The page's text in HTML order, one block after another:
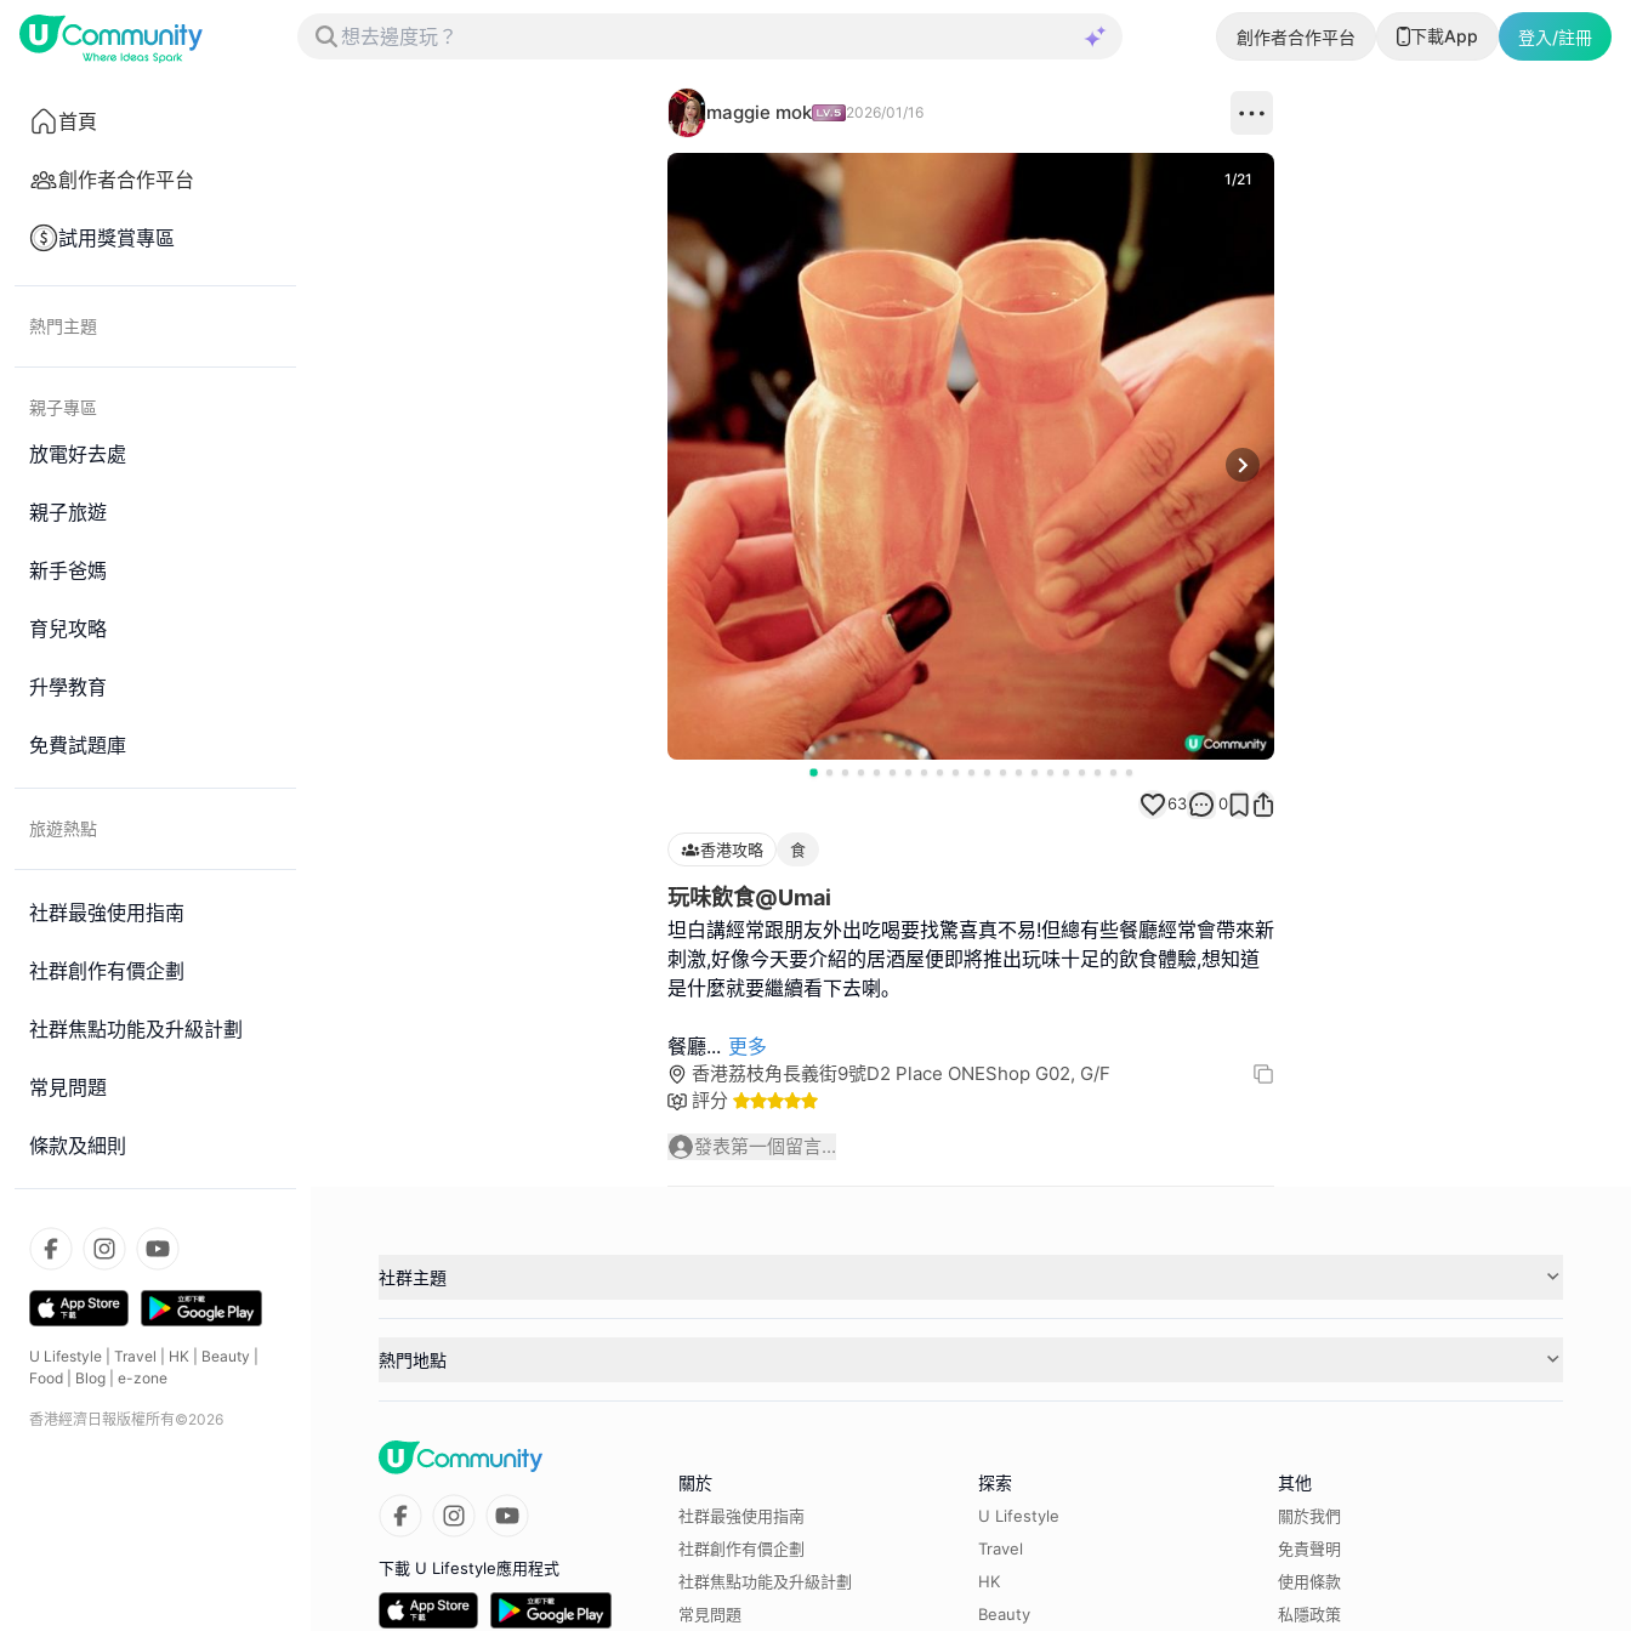
創作者合作平台 下載App 登入/註冊
首頁
創作者合作平台
試用獎賞專區
熱門主題
親子專區
放電好去處
親子旅遊
新手爸媽
育兒攻略
升學教育
免費試題庫
旅遊熱點
社群最強使用指南
社群創作有價企劃
社群焦點功能及升級計劃
常見問題
條款及細則
U Lifestyle Travel HK Beauty
Food
Blog e-zone
香港經濟日報版權所有©2026
maggie mok 2026/01/16
Next slide
1/21
63 0
香港攻略 食
玩味飲食@Umai
坦白講經常跟朋友外出吃喝要找驚喜真不易!但總有些餐廳經常會帶來新
刺激,好像今天要介紹的居酒屋便即將推出玩味十足的飲食體驗,想知道
是什麼就要繼續看下去喇｡
餐廳... 更多
香港荔枝角長義街9號D2 Place ONEShop G02, G/F
評分
發表第一個留言...
社群主題
熱門地點
下載 U Lifestyle應用程式
關於
社群最強使用指南
社群創作有價企劃
社群焦點功能及升級計劃
常見問題
探索
U Lifestyle
Travel
HK
Beauty
其他
關於我們
免責聲明
使用條款
私隱政策